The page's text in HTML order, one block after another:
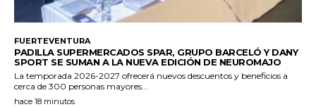
FUERTEVENTURA
PADILLA SUPERMERCADOS SPAR, GRUPO BARCELÓ Y DANY
SPORT SE SUMAN A LA NUEVA EDICIÓN DE NEUROMAJO
La temporada 2026-2027 ofrecerá nuevos descuentos y beneficios a
cerca de 300 personas mayores...
hace 18 minutos